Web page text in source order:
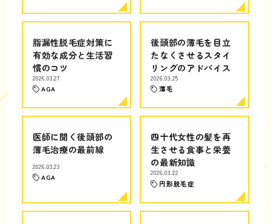
脂漏性脱毛症対策に
有効な成分と生活習
慣のコツ
2026.03.27
AGA
後頭部の薄毛を目立
たなくさせるスタイ
リングのアドバイス
2026.03.25
薄毛
医師に聞く後頭部の
薄毛治療の最前線
2026.03.23
AGA
四十代女性の髪を再
生させる食事と栄養
の最新知識
2026.03.22
円形脱毛症